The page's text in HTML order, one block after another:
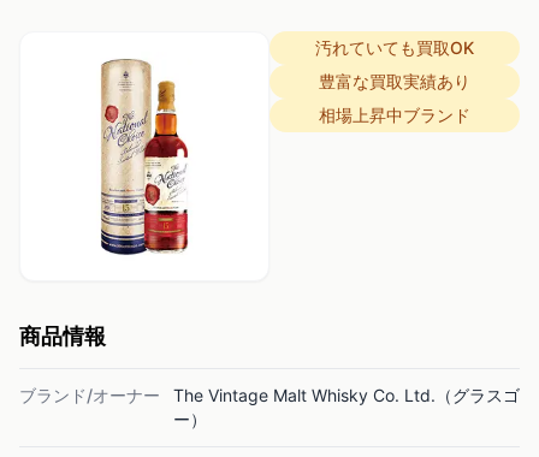
汚れていても買取OK
豊富な買取実績あり
相場上昇中ブランド
商品情報
ブランド/オーナー
The Vintage Malt Whisky Co. Ltd.（グラスゴ
ー）